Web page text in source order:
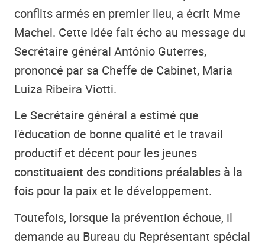
conflits armés en premier lieu, a écrit Mme
Machel. Cette idée fait écho au message du
Secrétaire général António Guterres,
prononcé par sa Cheffe de Cabinet, Maria
Luiza Ribeira Viotti.
Le Secrétaire général a estimé que
l'éducation de bonne qualité et le travail
productif et décent pour les jeunes
constituaient des conditions préalables à la
fois pour la paix et le développement.
Toutefois, lorsque la prévention échoue, il
demande au Bureau du Représentant spécial